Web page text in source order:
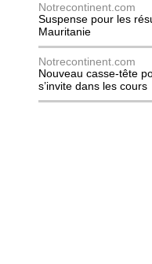
Notrecontinent.com
Suspense pour les
Mauritanie
Notrecontinent.com
Nouveau casse-tête
s’invite dans les cours